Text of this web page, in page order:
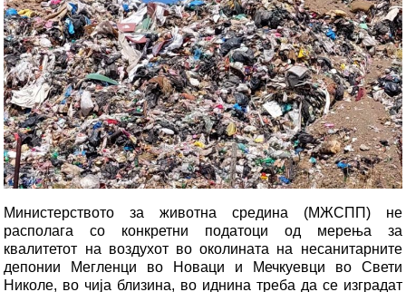
Министерството за животна средина (МЖСПП) не
располага со конкретни податоци од мерења за
квалитетот на воздухот во околината на несанитарните
депонии Мегленци во Новаци и Мечкуевци во Свети
Николе, во чија близина, во иднина треба да се изградат